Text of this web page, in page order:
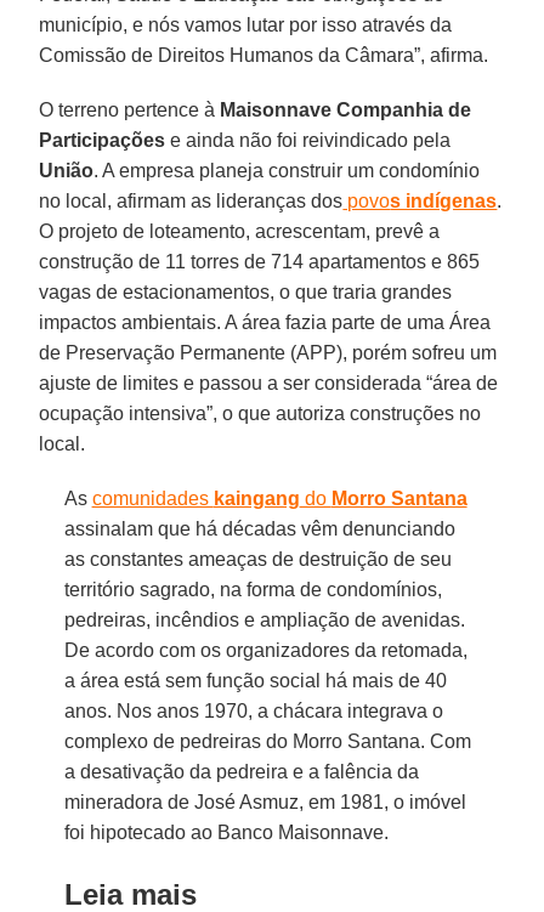
município, e nós vamos lutar por isso através da
Comissão de Direitos Humanos da Câmara”, afirma.
O terreno pertence à Maisonnave Companhia de
Participações e ainda não foi reivindicado pela
União. A empresa planeja construir um condomínio
no local, afirmam as lideranças dos povos indígenas.
O projeto de loteamento, acrescentam, prevê a
construção de 11 torres de 714 apartamentos e 865
vagas de estacionamentos, o que traria grandes
impactos ambientais. A área fazia parte de uma Área
de Preservação Permanente (APP), porém sofreu um
ajuste de limites e passou a ser considerada “área de
ocupação intensiva”, o que autoriza construções no
local.
As comunidades kaingang do Morro Santana
assinalam que há décadas vêm denunciando
as constantes ameaças de destruição de seu
território sagrado, na forma de condomínios,
pedreiras, incêndios e ampliação de avenidas.
De acordo com os organizadores da retomada,
a área está sem função social há mais de 40
anos. Nos anos 1970, a chácara integrava o
complexo de pedreiras do Morro Santana. Com
a desativação da pedreira e a falência da
mineradora de José Asmuz, em 1981, o imóvel
foi hipotecado ao Banco Maisonnave.
Leia mais